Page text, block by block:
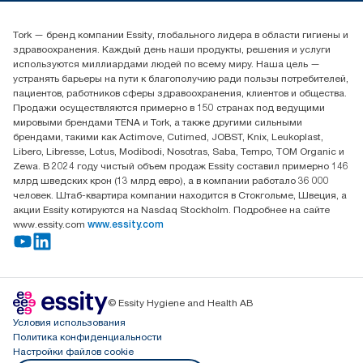
(+7) 777 779 0095
Контакты на рынках СНГ
ООО «Эссити», Представительство в Казахстане Пр.
Достык, 210, 2 блок, 3 этаж,
офис №32 050051, г.
Алматы, Казахстан
Tork — бренд компании Essity, глобального лидера в области гигиены и
здравоохранения. Каждый день наши продукты, решения и услуги
используются миллиардами людей по всему миру. Наша цель —
устранять барьеры на пути к благополучию ради пользы потребителей,
пациентов, работников сферы здравоохранения, клиентов и общества.
Продажи осуществляются примерно в 150 странах под ведущими
мировыми брендами TENA и Tork, а также другими сильными
брендами, такими как Actimove, Cutimed, JOBST, Knix, Leukoplast,
Libero, Libresse, Lotus, Modibodi, Nosotras, Saba, Tempo, TOM Organic и
Zewa. В 2024 году чистый объем продаж Essity составил примерно 146
млрд шведских крон (13 млрд евро), а в компании работало 36 000
человек. Штаб-квартира компании находится в Стокгольме, Швеция, а
акции Essity котируются на Nasdaq Stockholm. Подробнее на сайте
www.essity.com www.essity.com
© Essity Hygiene and Health AB
Условия использования
Политика конфиденциальности
Настройки файлов cookie